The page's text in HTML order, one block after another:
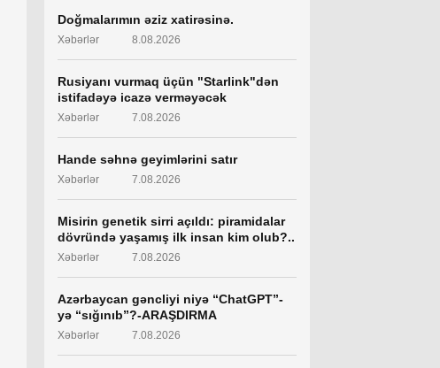
Doğmalarımın əziz xatirəsinə.
Xəbərlər 8.08.2026
Rusiyanı vurmaq üçün "Starlink"dən
istifadəyə icazə verməyəcək
Xəbərlər 7.08.2026
Hande səhnə geyimlərini satır
Xəbərlər 7.08.2026
Misirin genetik sirri açıldı: piramidalar
dövründə yaşamış ilk insan kim olub?..
Xəbərlər 7.08.2026
Azərbaycan gəncliyi niyə “ChatGPT”-
yə “sığınıb”?-ARAŞDIRMA
Xəbərlər 7.08.2026